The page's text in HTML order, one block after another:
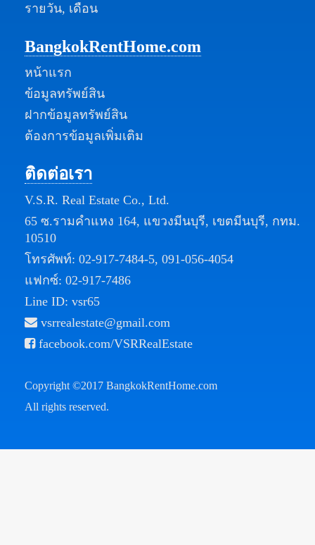
รายวัน, เดือน
BangkokRentHome.com
หน้าแรก
ข้อมูลทรัพย์สิน
ฝากข้อมูลทรัพย์สิน
ต้องการข้อมูลเพิ่มเติม
ติดต่อเรา
V.S.R. Real Estate Co., Ltd.
65 ซ.รามคำแหง 164, แขวงมีนบุรี, เขตมีนบุรี, กทม.
10510
โทรศัพท์: 02-917-7484-5, 091-056-4054
แฟกซ์: 02-917-7486
Line ID: vsr65
vsrrealestate@gmail.com
facebook.com/VSRRealEstate
Copyright ©2017 BangkokRentHome.com
All rights reserved.